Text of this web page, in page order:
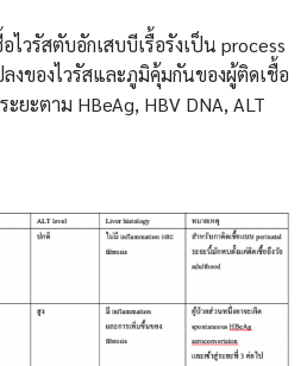
ไวรัสตับอักเสบบีเรื้อรังเป็น process
ของไวรัสและภูมิคุ้มกันของผู้ติดเชื้อ
ยะตาม HBeAg, HBV DNA, ALT